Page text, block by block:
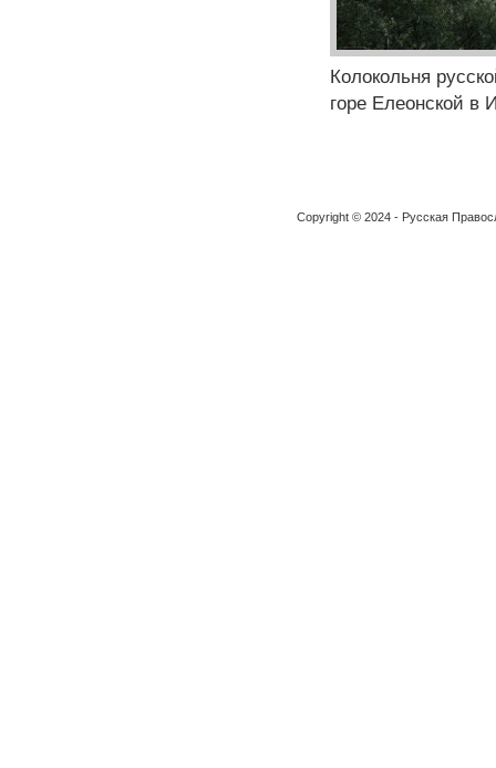
Колокольня
горе Елеонской в
Copyright © 2024 - Русская